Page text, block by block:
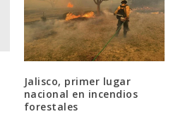
Jalisco, primer lugar
nacional en incendios
forestales